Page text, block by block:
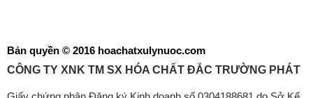
Bản quyền © 2016 hoachatxulynuoc.com
CÔNG TY XNK TM SX HÓA CHẤT ĐẮC TRƯỜNG PHÁT